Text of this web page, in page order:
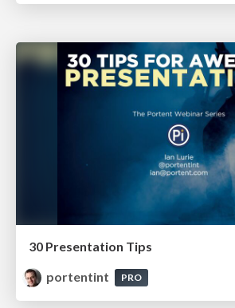
30 Presentation Tips
portentint
PRO